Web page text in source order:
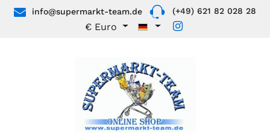
Zum Hauptinhalt springen
info@supermarkt-team.de (+49) 621 82 028 28
€ Euro